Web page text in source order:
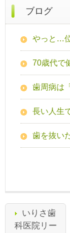
ブログ
やっと…
70歳代で
歯周病は
長い人生
歯を抜い
いりさ歯
科医院リー